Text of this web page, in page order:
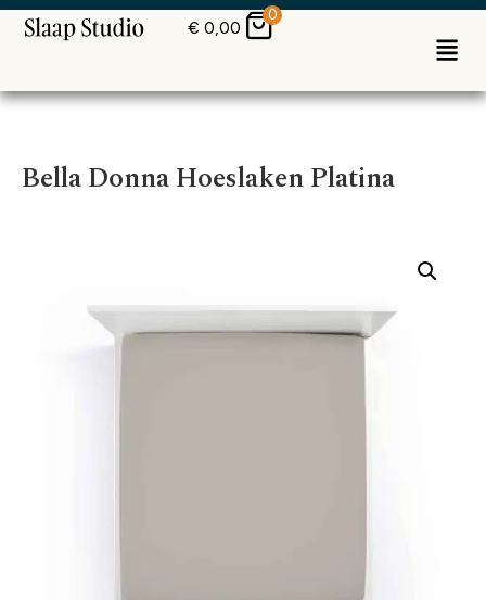
€ 0,00
0
Bella Donna Hoeslaken Platina